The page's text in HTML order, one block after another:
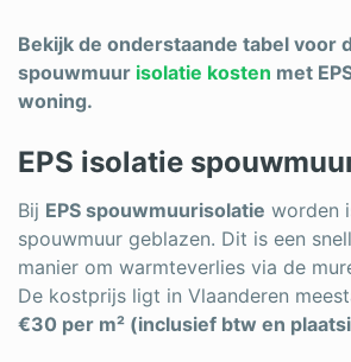
Bekijk de onderstaande tabel voor
spouwmuur isolatie kosten met
woning.
EPS isolatie
Bij EPS spouwmuurisolatie worden
spouwmuur geblazen. Dit is een
manier om warmteverlies via de
De kostprijs ligt in Vlaanderen
€30 per m² (inclusief btw en